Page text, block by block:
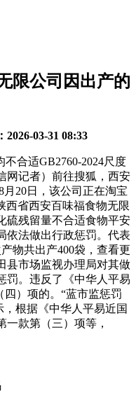
限公司因出产的
2026-03-31 08:33
合适GB2760-2024尺度
网记者）前往搜狐，西安
20日，该公司正在淘宝
西省西安百味福食物无限
硫残留量不合适食物平安
依法做出行政惩罚。代表
物共出产400袋，查看更
县市场监视办理局对其做
罚。违反了《中华人平易
）项的。“蓝市监惩罚
，根据《中华人平易近国
款第（三）项等，